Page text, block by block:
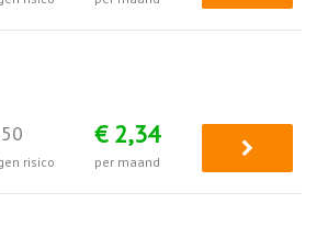
risico
€ 2,34
per maand